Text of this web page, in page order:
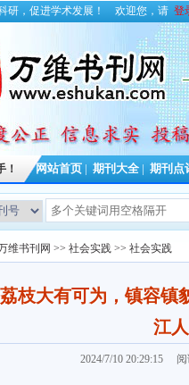
研，促进学术发展！ 欢迎您，请 登
！ 网站首页 期刊大全 期刊点
维书刊网 >> 社会实践 >> 社会实践
枝大有可为，镇容镇
江
2024/7/10 20:29:15 阅